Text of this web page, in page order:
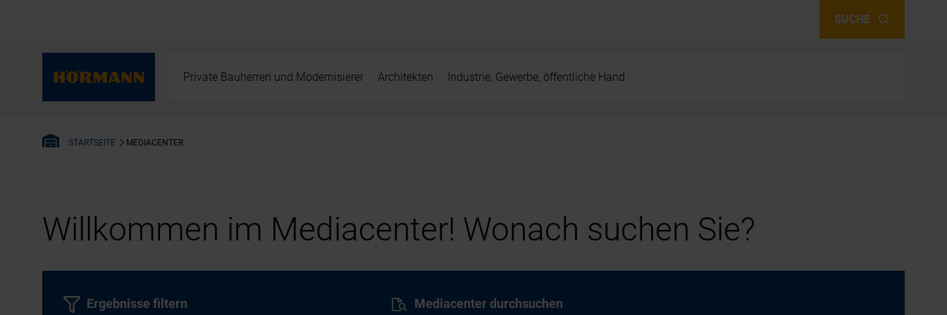
SUCHE
Private Bauherren und Modernisierer Architekten Industrie, Gewerbe, öffentliche Hand
STARTSEITE MEDIACENTER
Willkommen im Mediacenter! Wonach suchen Sie?
Mediacenter durchsuchen
Ergebnisse filtern